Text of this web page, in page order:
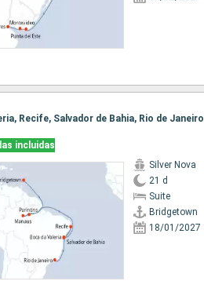
Recife, Salvador de Bahia, Rio de Janeiro
incluidas
Silver Nova
21 d
Suite
Bridgetown
18/01/2027